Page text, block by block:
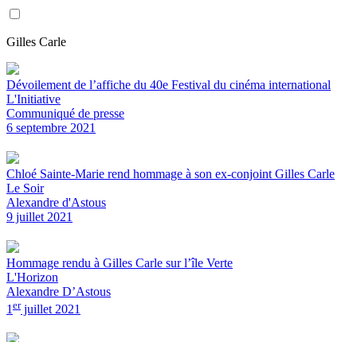
Gilles Carle
Dévoilement de l’affiche du 40e Festival du cinéma international
L'Initiative
Communiqué de presse
6 septembre 2021
Chloé Sainte-Marie rend hommage à son ex-conjoint Gilles Carle
Le Soir
Alexandre d'Astous
9 juillet 2021
Hommage rendu à Gilles Carle sur l’île Verte
L'Horizon
Alexandre D’Astous
1 erjuillet 2021